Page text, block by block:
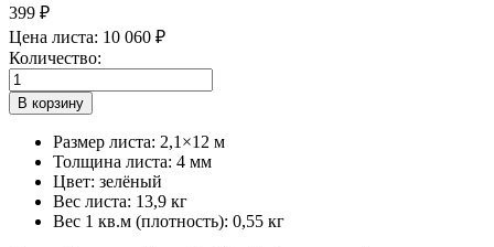
399 ₽
Цена листа: 10 060 ₽
Количество:
Размер листа: 2,1×12 м
Толщина листа: 4 мм
Цвет: зелёный
Вес листа: 13,9 кг
Вес 1 кв.м (плотность): 0,55 кг